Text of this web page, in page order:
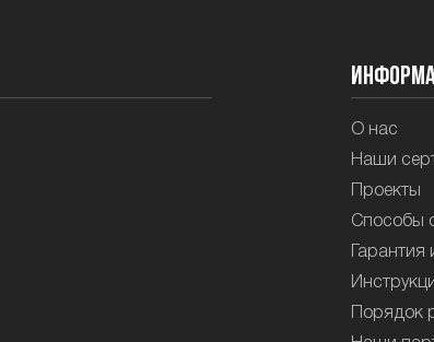
О нас
Наши
Проекты
Способы
Порядок